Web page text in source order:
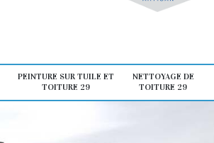
PEINTURE SUR TUILE ET
TOITURE 29
NETTOYAGE DE
TOITURE 29